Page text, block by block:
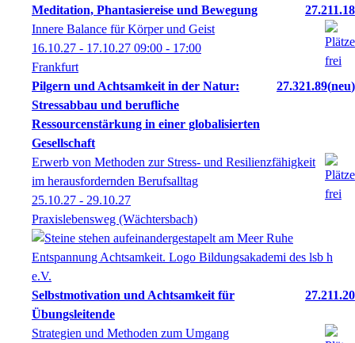
Meditation, Phantasiereise und Bewegung
27.211.18
Innere Balance für Körper und Geist
16.10.27 - 17.10.27 09:00 - 17:00
Frankfurt
Pilgern und Achtsamkeit in der Natur:
Stressabbau und berufliche
Ressourcenstärkung in einer globalisierten
Gesellschaft
27.321.89 neu
Erwerb von Methoden zur Stress- und Resilienzfähigkeit
im herausfordernden Berufsalltag
25.10.27 - 29.10.27
Praxislebensweg (Wächtersbach)
Selbstmotivation und Achtsamkeit für
Übungsleitende
27.211.20
Strategien und Methoden zum Umgang